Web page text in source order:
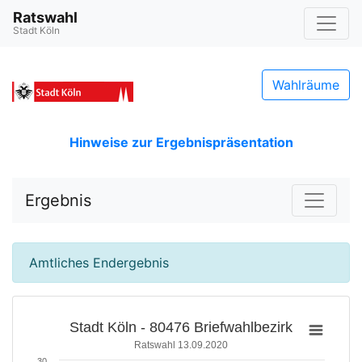
Ratswahl
Stadt Köln
Wahlräume
Hinweise zur Ergebnispräsentation
Ergebnis
Amtliches Endergebnis
Stadt Köln - 80476 Briefwahlbezirk
Ratswahl 13.09.2020